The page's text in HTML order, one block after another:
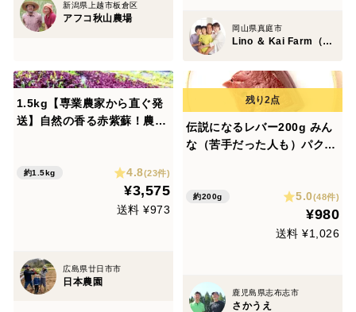
新潟県上越市板倉区
アフコ秋山農場
岡山県真庭市
Lino ＆ Kai Farm（リノ アンド カイファーム）
1.5kg【専業農家から直ぐ発
送】自然の香る赤紫蘇！農薬
約1.5kg 4.8(23件)
¥3,575
送料 ¥973
広島県廿日市市
日本農園
伝説になるレバー200g みん
な（苦手だった人も）パクパ
約200g 5.0(48件)
¥980
送料 ¥1,026
鹿児島県志布志市
さかうえ